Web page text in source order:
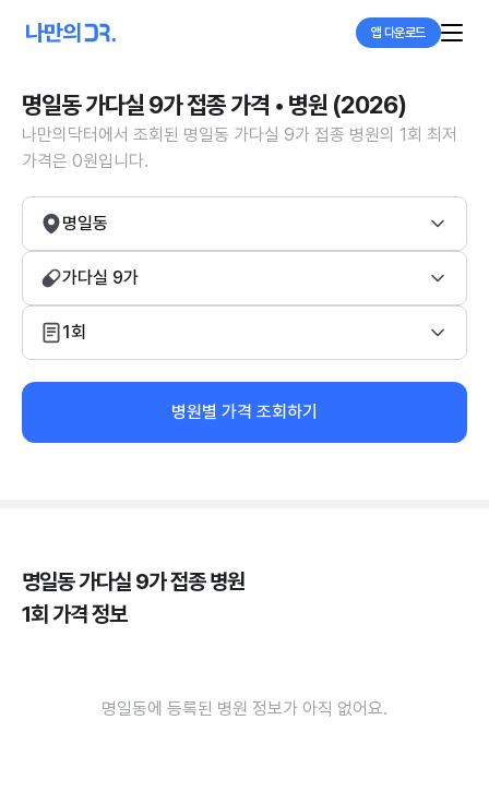
앱 다운로드
명일동 가다실 9가 접종 가격 • 병원 (2026)
나만의닥터에서 조회된 명일동 가다실 9가 접종 병원의 1회 최저
가격은 0원입니다.
명일동
가다실 9가
1회
병원별 가격 조회하기
명일동 가다실 9가 접종 병원
1회 가격 정보
명일동에 등록된 병원 정보가 아직 없어요.